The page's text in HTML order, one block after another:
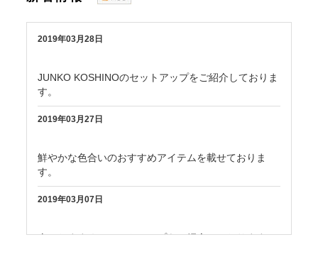
2019年03月28日
JUNKO KOSHINOのセットアップをご紹介しておりま
す。
2019年03月27日
鮮やかな色合いのおすすめアイテムを載せておりま
す。
2019年03月07日
春におすすめのセットアップをご紹介しております。